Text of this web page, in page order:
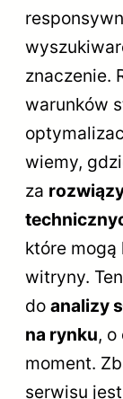
znaczenie.
warunków
wiemy,
za
które mogą
witryny.
do analizy
na rynku,
moment.
serwisu